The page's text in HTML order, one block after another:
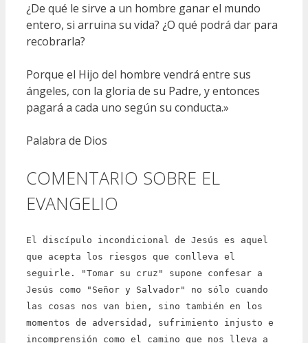
¿De qué le sirve a un hombre ganar el mundo
entero, si arruina su vida? ¿O qué podrá dar para
recobrarla?
Porque el Hijo del hombre vendrá entre sus
ángeles, con la gloria de su Padre, y entonces
pagará a cada uno según su conducta.»
Palabra de Dios
COMENTARIO SOBRE EL
EVANGELIO
El discípulo incondicional de Jesús es aquel
que acepta los riesgos que conlleva el
seguirle. "Tomar su cruz" supone confesar a
Jesús como "Señor y Salvador" no sólo cuando
las cosas nos van bien, sino también en los
momentos de adversidad, sufrimiento injusto e
incomprensión como el camino que nos lleva a